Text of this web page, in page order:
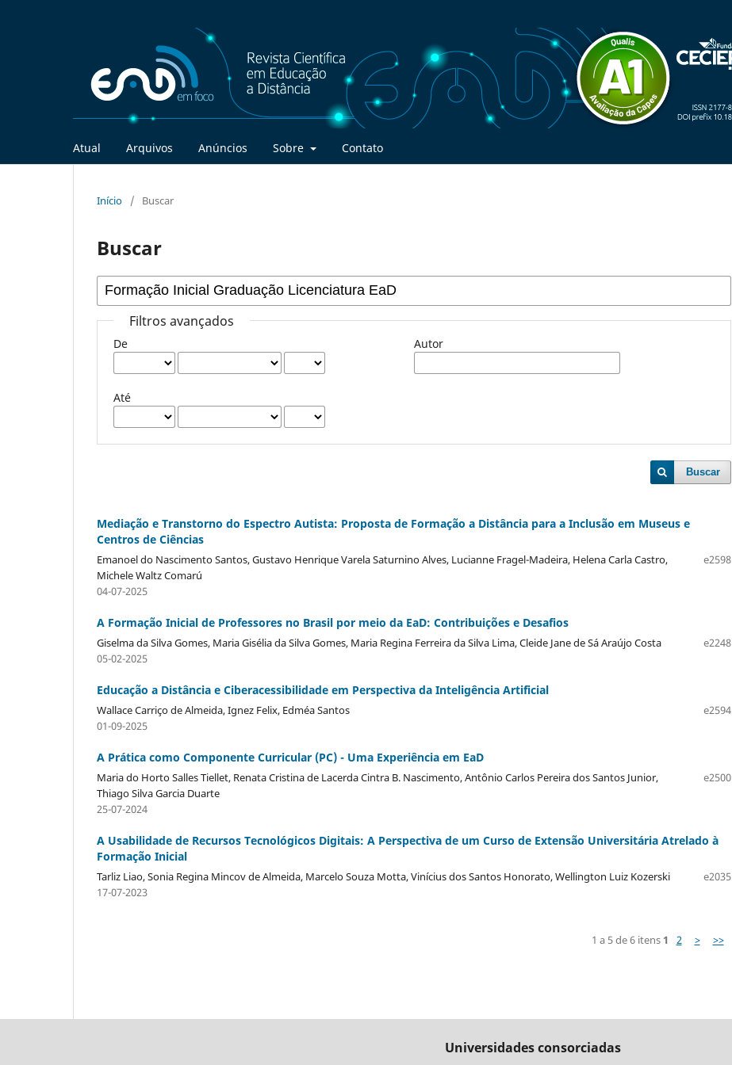
Atual Arquivos Anúncios Sobre Contato
Início / Buscar
Buscar
Filtros avançados
De
Até
Autor
Buscar
Mediação e Transtorno do Espectro Autista: Proposta de Formação a Distância para a Inclusão em Museus e
Centros de Ciências
Emanoel do Nascimento Santos, Gustavo Henrique Varela Saturnino Alves, Lucianne Fragel-Madeira, Helena Carla Castro,
Michele Waltz Comarú
e2598
04-07-2025
A Formação Inicial de Professores no Brasil por meio da EaD: Contribuições e Desafios
Giselma da Silva Gomes, Maria Gisélia da Silva Gomes, Maria Regina Ferreira da Silva Lima, Cleide Jane de Sá Araújo Costa
e2248
05-02-2025
Educação a Distância e Ciberacessibilidade em Perspectiva da Inteligência Artificial
Wallace Carriço de Almeida, Ignez Felix, Edméa Santos
e2594
01-09-2025
A Prática como Componente Curricular (PC) - Uma Experiência em EaD
Maria do Horto Salles Tiellet, Renata Cristina de Lacerda Cintra B. Nascimento, Antônio Carlos Pereira dos Santos Junior,
Thiago Silva Garcia Duarte
e2500
25-07-2024
A Usabilidade de Recursos Tecnológicos Digitais: A Perspectiva de um Curso de Extensão Universitária Atrelado à
Formação Inicial
Tarliz Liao, Sonia Regina Mincov de Almeida, Marcelo Souza Motta, Vinícius dos Santos Honorato, Wellington Luiz Kozerski
e2035
17-07-2023
1 a 5 de 6 itens 1 2 > >>
Universidades consorciadas